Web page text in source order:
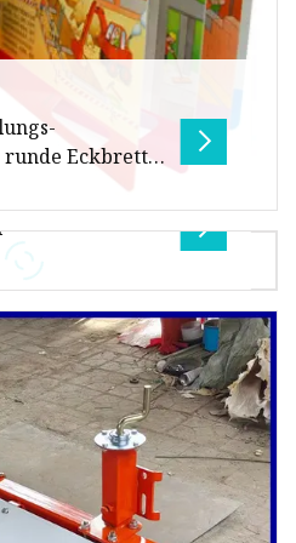
runde Eckbrett-
cm * 165,00 cm *
des Pakets 2350,000 kg
Die Stan
Kartonpapier.
1. Schön im
der Struktur, klein in